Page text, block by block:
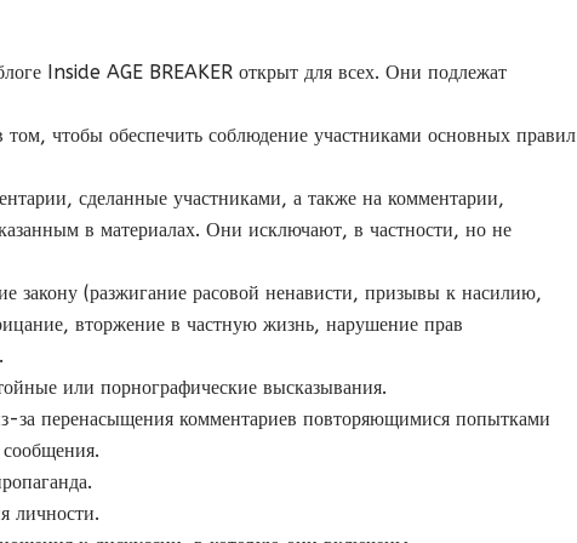
Inside AGE BREAKER открыт для всех. Они подлежат
том, чтобы обеспечить соблюдение участниками основных правил
сделанные участниками, а также на комментарии,
в материалах. Они исключают, в частности, но не
закону (разжигание расовой ненависти, призывы к насилию,
вторжение в частную жизнь, нарушение прав
или порнографические высказывания.
за перенасыщения комментариев повторяющимися попытками
личности.